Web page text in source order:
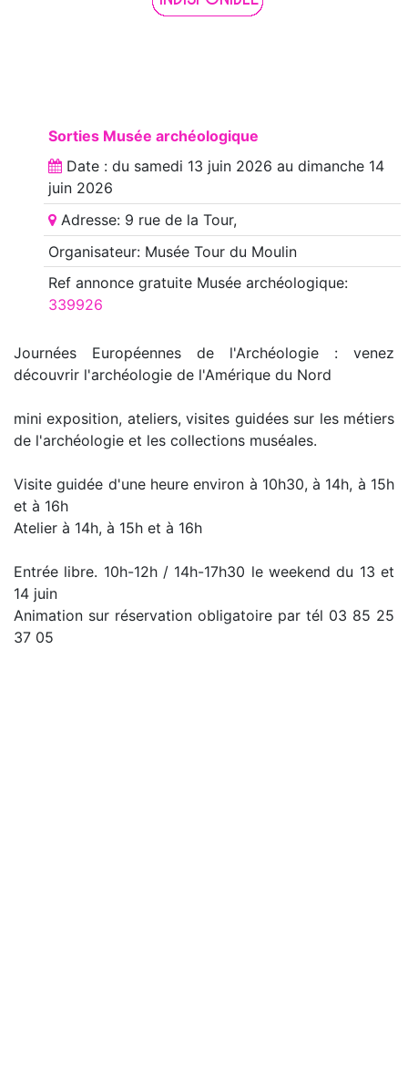
Sorties Musée archéologique
Date : du samedi 13 juin 2026 au dimanche 14
juin 2026
Adresse: 9 rue de la Tour,
Organisateur: Musée Tour du Moulin
Ref annoncegratuite Musée archéologique:
339926
Journées Européennes de l'Archéologie : venez
découvrir l'archéologie de l'Amérique du Nord
mini exposition, ateliers, visites guidées sur les métiers
de l'archéologie et les collections muséales.
Visite guidée d'une heure environ à 10h30, à 14h, à 15h
et à 16h
Atelier à 14h, à 15h et à 16h
Entrée libre. 10h-12h / 14h-17h30 le weekend du 13 et
14 juin
Animation sur réservation obligatoire par tél 03 85 25
37 05